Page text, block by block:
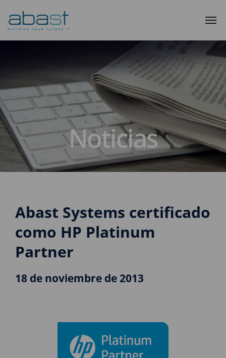
Noticias
Abast Systems certificado
como HP Platinum
Partner
18 de noviembre de 2013